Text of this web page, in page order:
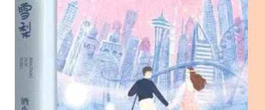
果
(閑
時
聽
雨)
｜
中